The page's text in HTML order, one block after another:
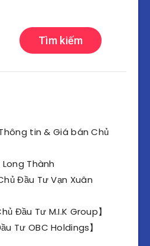
Tìm kiếm
tin & Giá bán Chủ
Long Thành
Đầu Tư Vạn Xuân
Đầu Tư M.I.K Group】
Tư OBC Holdings】